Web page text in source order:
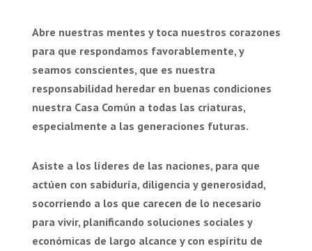
Abre nuestras mentes y toca nuestros corazones
para que respondamos favorablemente, y
seamos conscientes, que es nuestra
responsabilidad heredar en buenas condiciones
nuestra Casa Común a todas las criaturas,
especialmente a las generaciones futuras.
Asiste a los líderes de las naciones, para que
actúen con sabiduría, diligencia y generosidad,
socorriendo a los que carecen de lo necesario
para vivir, planificando soluciones sociales y
económicas de largo alcance y con espíritu de